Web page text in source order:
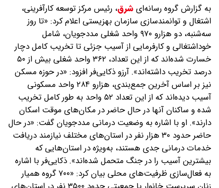
به گزارش گروه رسانه‌ایشرق، رئیس مرکز توسعه کارآفرینی،
اشتغال و توانمندسازی سازمان بهزیستی اعلام کرد: «تا روز
سه‌شنبه، دو هزار‌و ۹۷۰ واحد شغلی مددجویان، شامل
خوداشتغالی و کارفرمایی از آسیب جزئی تا تخریب کامل دچار
خسارت شده‌اند که از این تعداد، ۳۶۲ واحد شغلی بیش از ۵۰
درصد تخریب داشته‌اند». آرزو ذکایی‌فر افزود: «در حوزه مسکن
نیز بر اساس آخرین جمع‌بندی، هزارو ۲۸۴ واحد مسکونی
آسیب دیده‌اند که از این تعداد ۵۲ واحد به‌ طور کامل تخریب
شده و ساکنان آنها در حال حاضر در مکان‌های موقت اسکان
دارند». او با اشاره به وضعیت درمانی مددجویان گفت: «در حال
حاضر حدود ۳۰ هزار نفر در استان‌های مختلف نیازمند دریافت
خدمات درمانی جدی هستند، به‌ویژه در استان‌هایی که
بیشترین آسیب را در جنگ متحمل شده‌اند». ذکایی‌فر با اشاره
به فعال‌سازی ظرفیت‌های محلی بیان کرد: «‌۷۰۰ گروه همیار